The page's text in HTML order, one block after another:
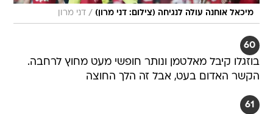
מיכאל אוחנה עולה לנגיחה (צילום: דני מרון) / דני מרון
60
בוזגלו קיבל מאלטמן ונותר חופשי מעט מחוץ לרחבה.
הקשר האדום בעט, אבל זה הלך החוצה
61